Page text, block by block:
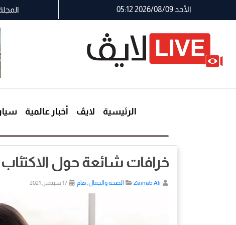
الأحد 2026/08/09 05:12
الرئيسية لايڤ أخبار عالمية
خرافات شائعة حول
Zainab Ali الصحة والجمال,هام